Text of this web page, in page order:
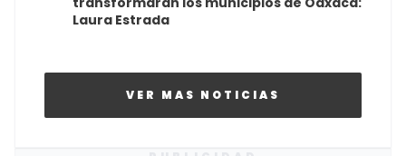
Laura Estrada
VER MAS NOTICIAS